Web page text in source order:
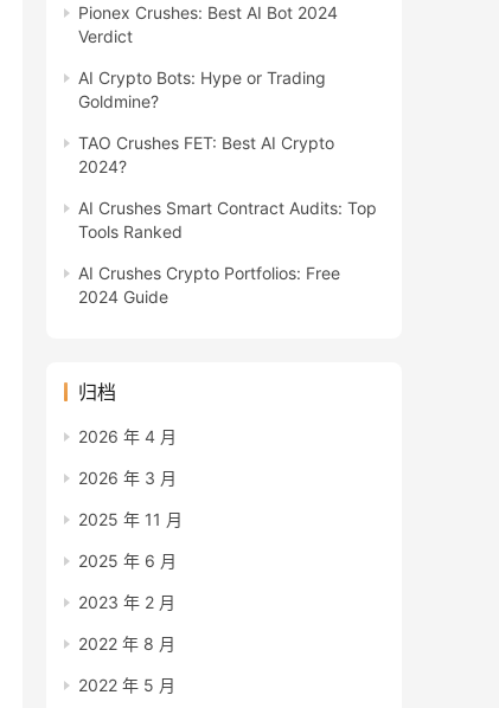
Pionex Crushes: Best AI Bot 2024
Verdict
AI Crypto Bots: Hype or Trading
Goldmine?
TAO Crushes FET: Best AI Crypto
2024?
AI Crushes Smart Contract Audits: Top
Tools Ranked
AI Crushes Crypto Portfolios: Free
2024 Guide
归档
2026 年 4 月
2026 年 3 月
2025 年 11 月
2025 年 6 月
2023 年 2 月
2022 年 8 月
2022 年 5 月